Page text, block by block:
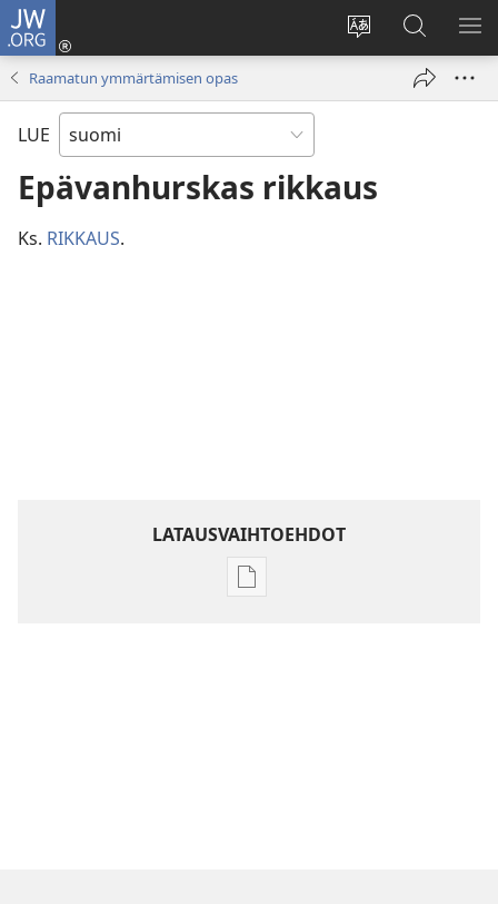
JW.ORG
Vaihda
sivuston
Kirjaudu
(avaa
Hae
JW.ORG-
sivustolta
Raamatun ymmärtämisen opas
LUE
Epävanhurskas rikkaus
Ks. RIKKAUS.
LATAUSVAIHTOEHDOT
Julkaisujen